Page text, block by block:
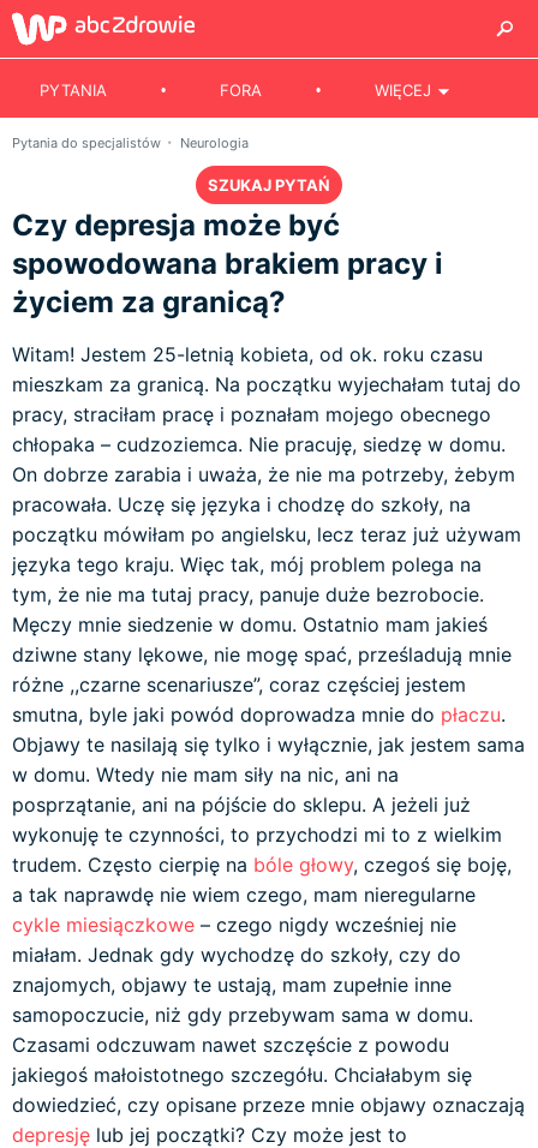
PYTANIA FORA WIĘCEJ
Pytania do specjalistów Neurologia
SZUKAJ PYTAŃ
Czy depresja może być
spowodowana brakiem pracy i
życiem za granicą?
Witam! Jestem 25-letnią kobieta, od ok. roku czasu
mieszkam za granicą. Na początku wyjechałam tutaj do
pracy, straciłam pracę i poznałam mojego obecnego
chłopaka – cudzoziemca. Nie pracuję, siedzę w domu.
On dobrze zarabia i uważa, że nie ma potrzeby, żebym
pracowała. Uczę się języka i chodzę do szkoły, na
początku mówiłam po angielsku, lecz teraz już używam
języka tego kraju. Więc tak, mój problem polega na
tym, że nie ma tutaj pracy, panuje duże bezrobocie.
Męczy mnie siedzenie w domu. Ostatnio mam jakieś
dziwne stany lękowe, nie mogę spać, prześladują mnie
różne ,,czarne scenariusze”, coraz częściej jestem
smutna, byle jaki powód doprowadza mnie do płaczu.
Objawy te nasilają się tylko i wyłącznie, jak jestem sama
w domu. Wtedy nie mam siły na nic, ani na
posprzątanie, ani na pójście do sklepu. A jeżeli już
wykonuję te czynności, to przychodzi mi to z wielkim
trudem. Często cierpię na bóle głowy, czegoś się boję,
a tak naprawdę nie wiem czego, mam nieregularne
cykle miesiączkowe – czego nigdy wcześniej nie
miałam. Jednak gdy wychodzę do szkoły, czy do
znajomych, objawy te ustają, mam zupełnie inne
samopoczucie, niż gdy przebywam sama w domu.
Czasami odczuwam nawet szczęście z powodu
jakiegoś małoistotnego szczegółu. Chciałabym się
dowiedzieć, czy opisane przeze mnie objawy oznaczają
depresję lub jej początki? Czy może jest to